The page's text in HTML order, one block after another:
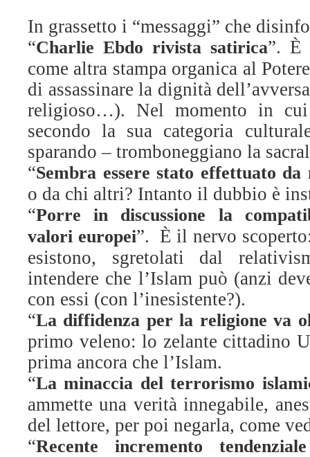
In grassetto i “messaggi” che
“Charlie Ebdo rivista satirica”. È
come altra stampa organica al
di assassinare la dignità
religioso…). Nel momento in
secondo la sua categoria
sparando – tromboneggiano la
“Sembra essere stato effettuato
o da chi altri? Intanto il dubbio è
“Porre in discussione la
valori europei”. È il nervo
esistono, sgretolati dal
intendere che l’Islam può (anzi
con essi (con l’inesistente?).
“La diffidenza per la religione va
primo veleno: lo zelante cittadino
prima ancora che l’Islam.
“La minaccia del terrorismo
ammette una verità innegabile,
del lettore, per poi negarla, come
“Recente incremento